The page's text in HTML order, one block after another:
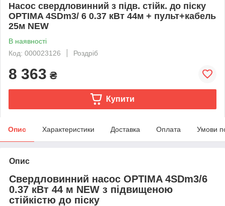
Насос свердловинний з підв. стійк. до піску
OPTIMA 4SDm3/ 6 0.37 кВт 44м + пульт+кабель
25м NEW
В наявності
Код: 000023126
Роздріб
8 363 ₴
Купити
Опис Характеристики Доставка Оплата Умови
Опис
Свердловинний насос OPTIMA 4SDm3/6
0.37 кВт 44 м NEW з підвищеною
стійкістю до піску